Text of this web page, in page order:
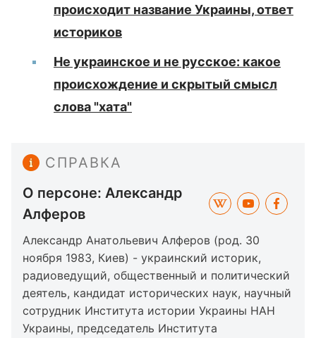
происходит название Украины, ответ
историков
Не украинское и не русское: какое
происхождение и скрытый смысл
слова "хата"
СПРАВКА
О персоне: Александр
Алферов
Александр Анатольевич Алферов (род. 30
ноября 1983, Киев) - украинский историк,
радиоведущий, общественный и политический
деятель, кандидат исторических наук, научный
сотрудник Института истории Украины НАН
Украины, председатель Института